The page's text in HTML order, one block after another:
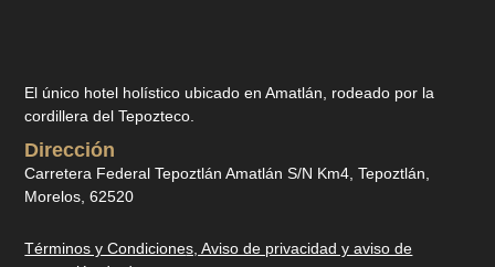
El único hotel holístico ubicado en Amatlán, rodeado por la
cordillera del Tepozteco.
Dirección
Carretera Federal Tepoztlán Amatlán S/N Km4, Tepoztlán,
Morelos, 62520
Términos y Condiciones, Aviso de privacidad y aviso de